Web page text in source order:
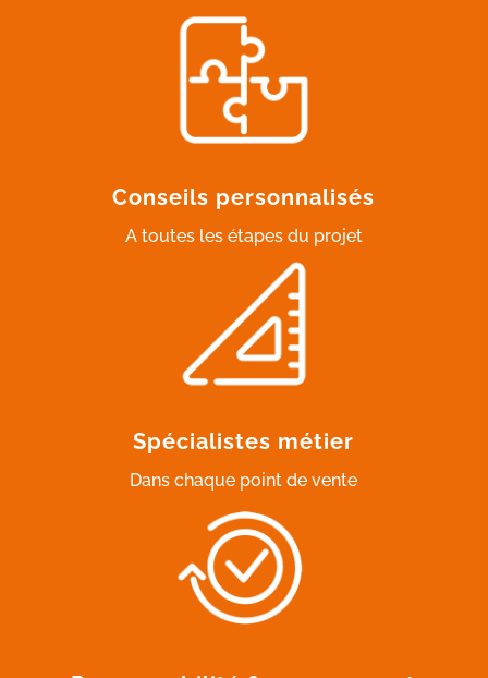
Conseils personnalisés
A toutes les étapes du projet
Spécialistes métier
Dans chaque point de vente